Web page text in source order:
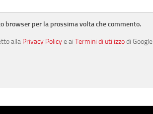
browser per la prossima volta che commento.
alla Privacy Policye ai Termini di utilizzodi Google.